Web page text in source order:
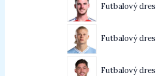
Futbalový dres
Futbalový
Futbalový